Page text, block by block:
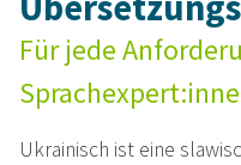
Für jede
Ukrainisch ist eine